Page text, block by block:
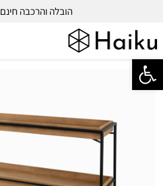
פתח סרגל נגישות
הובלה והרכבה חינם